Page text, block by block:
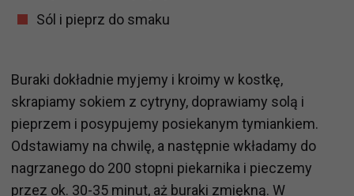
Sól i pieprz do smaku
Buraki dokładnie myjemy i kroimy w kostkę,
skrapiamy sokiem z cytryny, doprawiamy solą i
pieprzem i posypujemy posiekanym tymiankiem.
Odstawiamy na chwilę, a następnie wkładamy do
nagrzanego do 200 stopni piekarnika i pieczemy
przez ok. 30-35 minut, aż buraki zmiękną. W